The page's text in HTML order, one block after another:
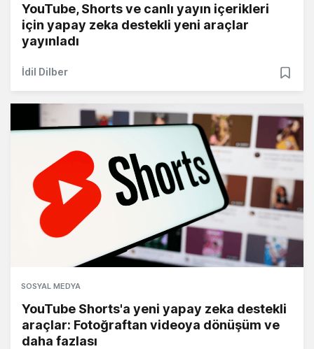
YouTube, Shorts ve canlı yayın içerikleri
için yapay zeka destekli yeni araçlar
yayınladı
İdil Dilber
SOSYAL MEDYA
YouTube Shorts'a yeni yapay zeka destekli
araçlar: Fotoğraftan videoya dönüşüm ve
daha fazlası